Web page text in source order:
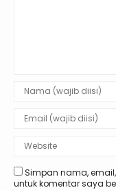
Simpan nama,
untuk komentar saya